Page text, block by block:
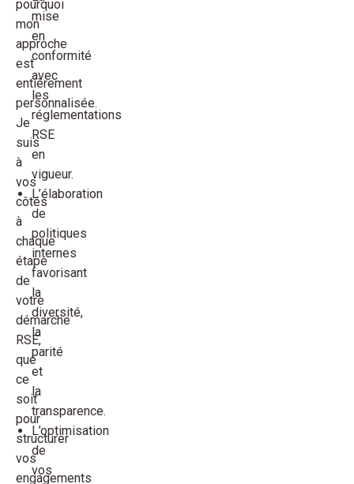
pourquoi
mon
approche
est
entièrement
personnalisée.
Je
suis
à
vos
côtés
à
chaque
étape
de
votre
démarche
RSE,
que
ce
soit
pour
structurer
vos
engagements
mise
en
conformité
avec
les
réglementations
RSE
en
vigueur.
L’élaboration
de
politiques
internes
favorisant
la
diversité,
la
parité
et
la
transparence.
L’optimisation
de
vos